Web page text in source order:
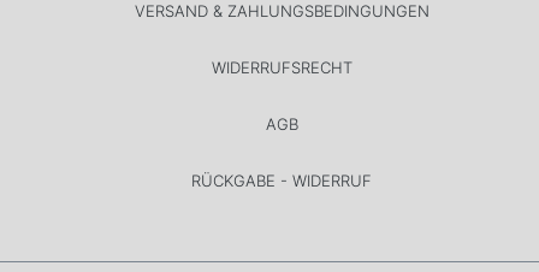
VERSAND & ZAHLUNGSBEDINGUNGEN
WIDERRUFSRECHT
AGB
RÜCKGABE - WIDERRUF